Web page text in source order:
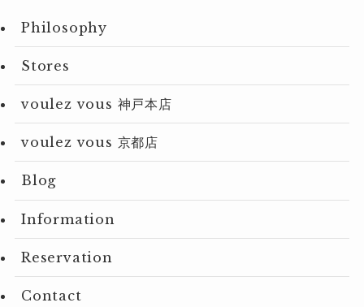
Philosophy
Stores
voulez vous 神戸本店
voulez vous 京都店
Blog
Information
Reservation
Contact